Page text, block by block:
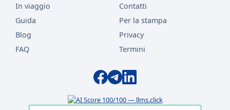
In viaggio
Guida
Blog
FAQ
Contatti
Per la stampa
Privacy
Termini